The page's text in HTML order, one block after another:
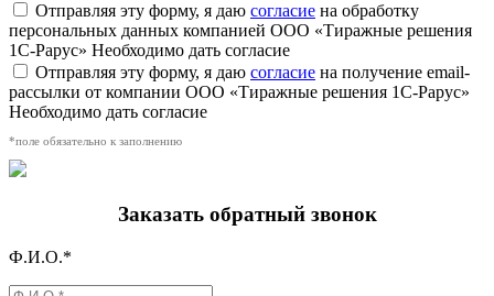
Отправляя эту форму, я даю согласие на обработку
персональных данных компанией ООО «Тиражные решения
1С-Рарус» Необходимо дать согласие
Отправляя эту форму, я даю согласие на получение email-
рассылки от компании ООО «Тиражные решения 1С-Рарус»
Необходимо дать согласие
*поле обязательно к заполнению
Заказать обратный звонок
Ф.И.О.*